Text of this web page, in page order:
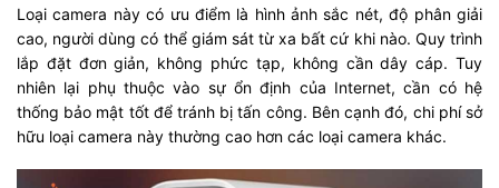
Loại camera này có ưu điểm là hình ảnh sắc nét, độ phân giải
cao, người dùng có thể giám sát từ xa bất cứ khi nào. Quy trình
lắp đặt đơn giản, không phức tạp, không cần dây cáp. Tuy
nhiên lại phụ thuộc vào sự ổn định của Internet, cần có hệ
thống bảo mật tốt để tránh bị tấn công. Bên cạnh đó, chi phí sở
hữu loại camera này thường cao hơn các loại camera khác.